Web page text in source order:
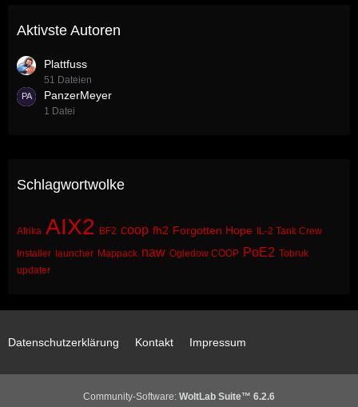
Aktivste Autoren
Plattfuss
51 Dateien
PanzerMeyer
1 Datei
Schlagwortwolke
Afrika AIX2 BF2 coop fh2 Forgotten Hope
IL-2 Tank Crew
Installer launcher Mappack naw Ogledow COOP PoE2 Tobruk
updater
Datenschutzerklärung Kontakt Impressum
Community-Software: WoltLab Suite™ 6.2.6